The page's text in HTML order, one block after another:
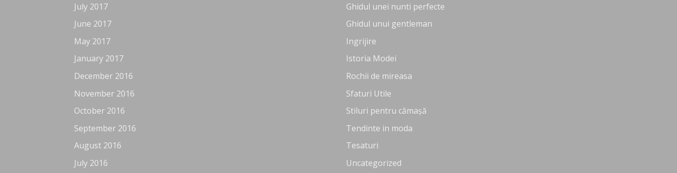
July 2017
June 2017
May 2017
January 2017
December 2016
November 2016
October 2016
September 2016
August 2016
July 2016
Ghidul unei nunti perfecte
Ghidul unui gentleman
Ingrijire
Istoria Modei
Rochii de mireasa
Sfaturi Utile
Stiluri pentru cămașă
Tendinte in moda
Tesaturi
Uncategorized